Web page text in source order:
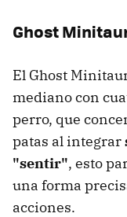
Ghost
El Ghost
mediano con
perro, que
patas al integrar
"sentir", esto
una forma
acciones.